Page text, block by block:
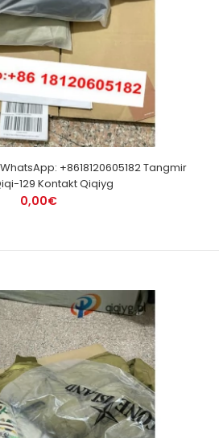
+8618120605182 Tangmir
129 Kontakt Qiqiyg
0,00€